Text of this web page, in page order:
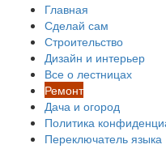
Главная
Сделай сам
Строительство
Дизайн и интерьер
Все о лестницах
Ремонт
Дача и огород
Политика
Переключатель языка